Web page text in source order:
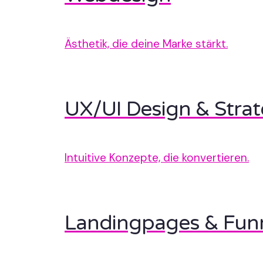
Ästhetik, die deine Marke stärkt.
UX/UI Design &
Intuitive Konzepte, die konvertieren.
Landingpages &